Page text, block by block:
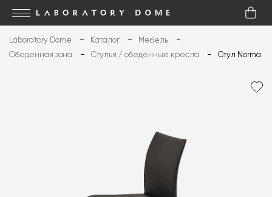
Laboratory Dome Каталог
Мебель
Обеденная зона
Стулья / обеденные кресла Стул Norma